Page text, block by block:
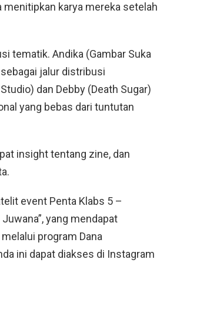
karya mereka setelah
tematik. Andika (Gambar Suka
jalur distribusi
dan Debby (Death Sugar)
yang bebas dari tuntutan
insight tentang zine, dan
event Penta Klabs 5 –
, yang mendapat
program Dana
ini dapat diakses di Instagram